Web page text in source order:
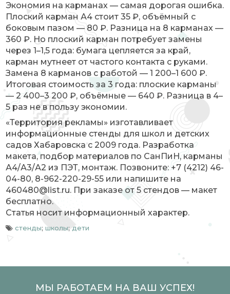
Экономия на карманах — самая дорогая ошибка.
Плоский карман А4 стоит 35 ₽, объёмный с
боковым пазом — 80 ₽. Разница на 8 карманах —
360 ₽. Но плоский карман потребует замены
через 1–1,5 года: бумага цепляется за край,
карман мутнеет от частого контакта с руками.
Замена 8 карманов с работой — 1 200–1 600 ₽.
Итоговая стоимость за 3 года: плоские карманы
— 2 400–3 200 ₽, объёмные — 640 ₽. Разница в 4–
5 раз не в пользу экономии.
«Территория рекламы» изготавливает
информационные стенды для школ и детских
садов Хабаровска с 2009 года. Разработка
макета, подбор материалов по СанПиН, карманы
А4/А3/А2 из ПЭТ, монтаж. Позвоните: +7 (4212) 46-
04-80, 8-962-220-29-55 или напишите на
460480@list.ru. При заказе от 5 стендов — макет
бесплатно.
Статья носит информационный характер.
стенды;школы; дети
МЫ РАБОТАЕМ НА ВАШ УСПЕХ!